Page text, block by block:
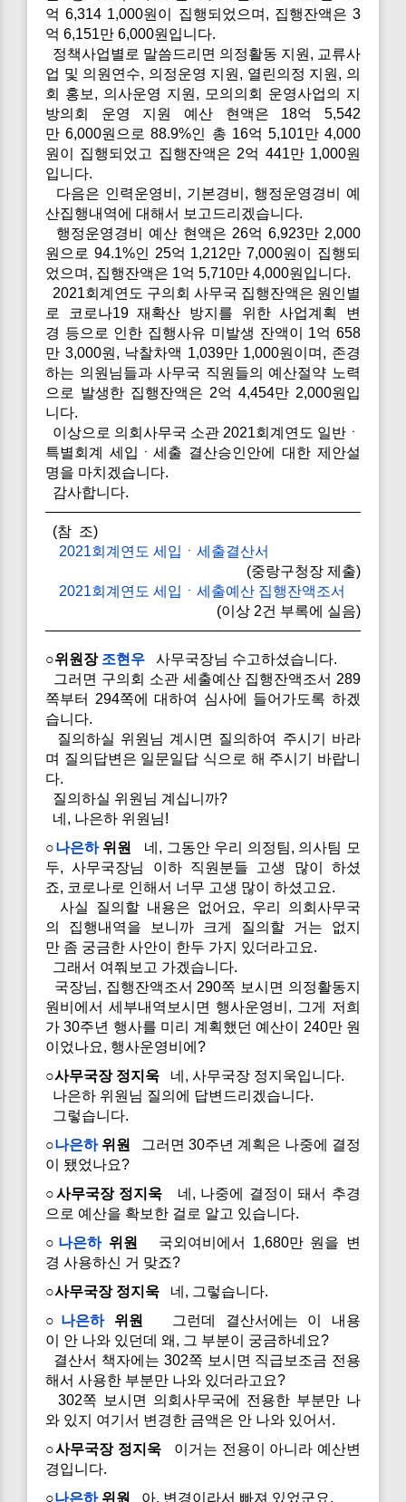
억 6,314 1,000원이 집행되었으며, 집행잔액은 3
억 6,151만 6,000원입니다.
정책사업별로 말씀드리면 의정활동 지원, 교류사
업 및 의원연수, 의정운영 지원, 열린의정 지원, 의
회 홍보, 의사운영 지원, 모의의회 운영사업의 지
방의회 운영 지원 예산 현액은 18억 5,542
만 6,000원으로 88.9%인 총 16억 5,101만 4,000
원이 집행되었고 집행잔액은 2억 441만 1,000원
입니다.
다음은 인력운영비, 기본경비, 행정운영경비 예
산집행내역에 대해서 보고드리겠습니다.
행정운영경비 예산 현액은 26억 6,923만 2,000
원으로 94.1%인 25억 1,212만 7,000원이 집행되
었으며, 집행잔액은 1억 5,710만 4,000원입니다.
2021회계연도 구의회 사무국 집행잔액은 원인별
로 코로나19 재확산 방지를 위한 사업계획 변
경 등으로 인한 집행사유 미발생 잔액이 1억 658
만 3,000원, 낙찰차액 1,039만 1,000원이며, 존경
하는 의원님들과 사무국 직원들의 예산절약 노력
으로 발생한 집행잔액은 2억 4,454만 2,000원입
니다.
이상으로 의회사무국 소관 2021회계연도 일반ㆍ
특별회계 세입ㆍ세출 결산승인안에 대한 제안설
명을 마치겠습니다.
감사합니다.
(참 조)
2021회계연도 세입ㆍ세출결산서
(중랑구청장 제출)
2021회계연도 세입ㆍ세출예산 집행잔액조서
(이상 2건 부록에 실음)
○위원장 조현우 사무국장님 수고하셨습니다.
그러면 구의회 소관 세출예산 집행잔액조서 289
쪽부터 294쪽에 대하여 심사에 들어가도록 하겠
습니다.
질의하실 위원님 계시면 질의하여 주시기 바라
며 질의답변은 일문일답 식으로 해 주시기 바랍니
다.
질의하실 위원님 계십니까?
네, 나은하 위원님!
○나은하위원
네, 그동안 우리 의정팀, 의사팀 모
두, 사무국장님 이하 직원분들 고생 많이 하셨
죠, 코로나로 인해서 너무 고생 많이 하셨고요.
사실 질의할 내용은 없어요, 우리 의회사무국
의 집행내역을 보니까 크게 질의할 거는 없지
만 좀 궁금한 사안이 한두 가지 있더라고요.
그래서 여쭤보고 가겠습니다.
국장님, 집행잔액조서 290쪽 보시면 의정활동지
원비에서 세부내역보시면 행사운영비, 그게 저희
가 30주년 행사를 미리 계획했던 예산이 240만 원
이었나요, 행사운영비에?
○사무국장 정지욱 네, 사무국장 정지욱입니다.
나은하 위원님 질의에 답변드리겠습니다.
그렇습니다.
○나은하위원
그러면 30주년 계획은 나중에 결정
이 됐었나요?
○사무국장 정지욱 네, 나중에 결정이 돼서 추경
으로 예산을 확보한 걸로 알고 있습니다.
○ 나은하위원
국외여비에서 1,680만 원을 변
경 사용하신 거 맞죠?
○사무국장 정지욱 네, 그렇습니다.
○ 나은하위원
그런데 결산서에는 이 내용
이 안 나와 있던데 왜, 그 부분이 궁금하네요?
결산서 책자에는 302쪽 보시면 직급보조금 전용
해서 사용한 부분만 나와 있더라고요?
302쪽 보시면 의회사무국에 전용한 부분만 나
와 있지 여기서 변경한 금액은 안 나와 있어서.
○사무국장 정지욱이거는 전용이 아니라 예산변
경입니다.
○나은하위원 아, 변경이라서 빠져 있었군요.